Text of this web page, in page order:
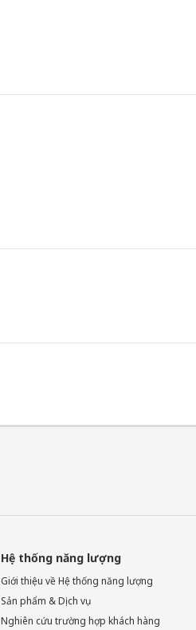
Hệ thống năng lượng
Giới thiệu về Hệ thống năng lượng
Sản phẩm & Dịch vụ
Nghiên cứu trường hợp khách hàng